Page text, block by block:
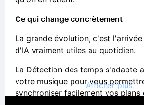
Ce qui change concrètement
La grande évolution, c'est
d'IA vraiment utiles au quotidien.
La Détection des temps s'adapte
votre musique pour vous
synchroniser facilement vos plans
Afficher plus